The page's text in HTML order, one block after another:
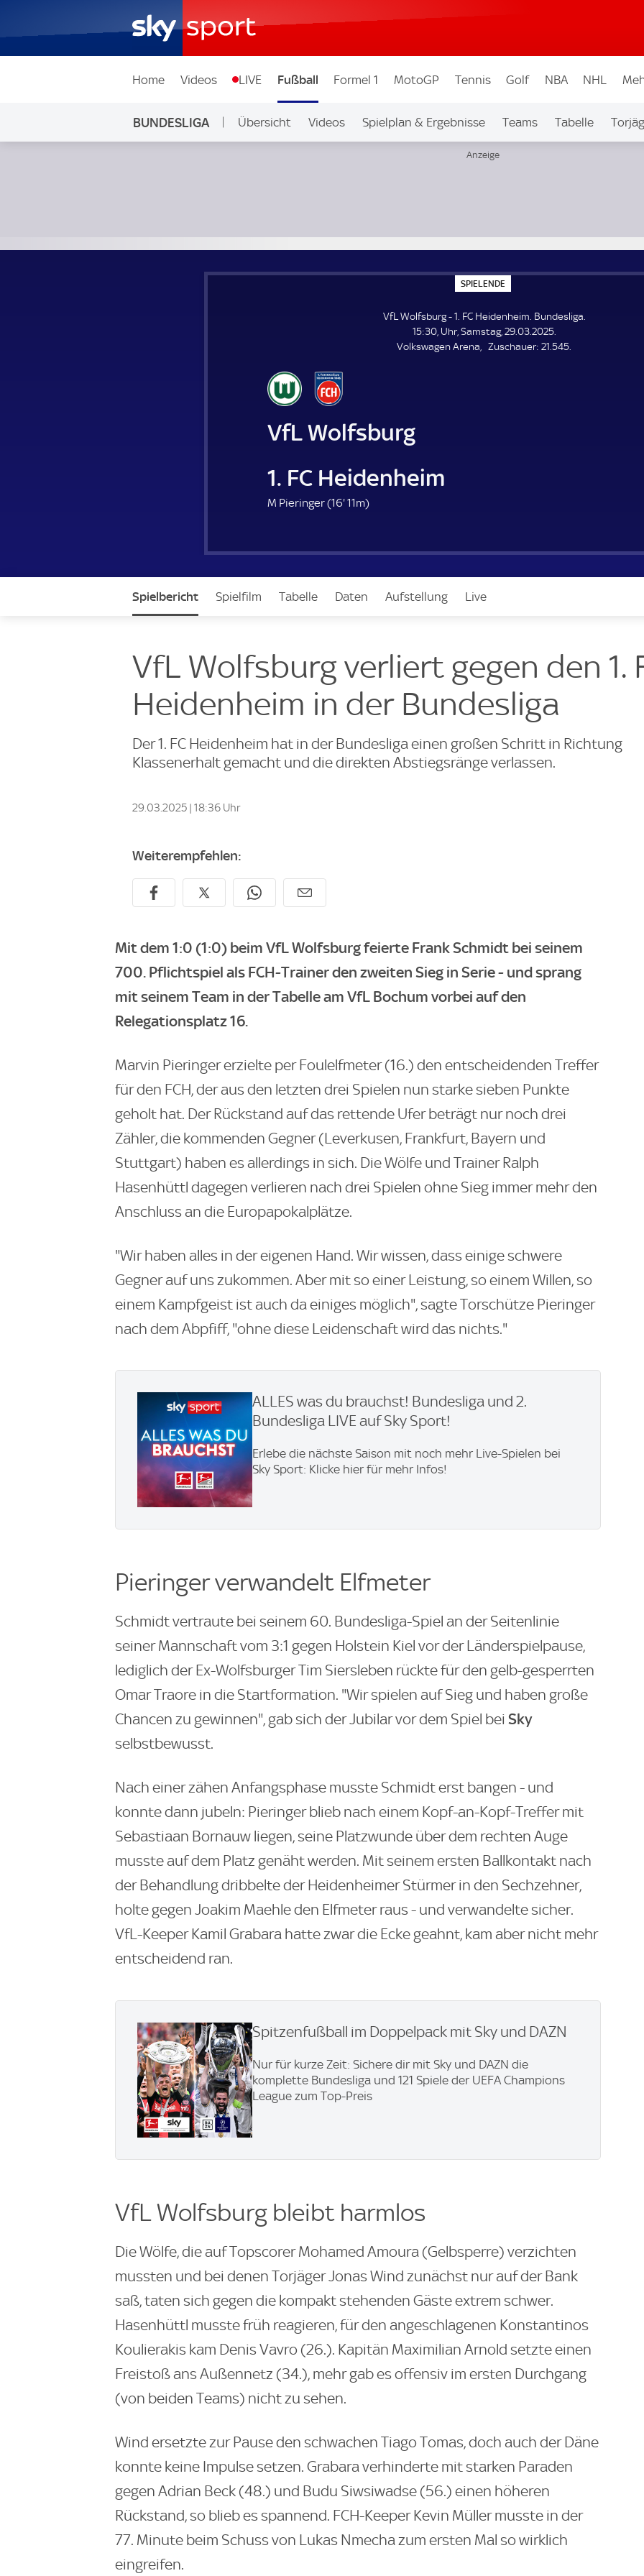
Home Videos LIVE Fußball Formel 1 MotoGP Tennis Golf NBA NHL
BUNDESLIGA Übersicht Videos Spielplan & Ergebnisse Teams Tabelle
SPIELENDE
P
E
L
E
N
VfL Wolfsburg - 1. FC Heidenheim. Bundesliga.
15:30, Uhr, Samstag, 29.03.2025.
Volkswagen Arena
Zuschauer: Z
21.545.
VfL Wolfsburg
1. FC Heidenheim
M Pieringer (16'1
m
n
u
11m)
Spielbericht Spielfilm Tabelle Daten Aufstellung Live
VfL Wolfsburg verliert gegen den 1.
Heidenheim in der Bundesliga
Der 1. FC Heidenheim hat in der Bundesliga einen großen Schritt in Richtung
Klassenerhalt gemacht und die direkten Abstiegsränge verlassen.
29.03.2025 | 18:36 Uhr
Weiterempfehlen:
Mit dem 1:0 (1:0) beim VfL Wolfsburg feierte Frank Schmidt bei seinem
700. Pflichtspiel als FCH-Trainer den zweiten Sieg in Serie - und sprang
mit seinem Team in der Tabelle am VfL Bochum vorbei auf den
Relegationsplatz 16.
Marvin Pieringer erzielte per Foulelfmeter (16.) den entscheidenden Treffer
für den FCH, der aus den letzten drei Spielen nun starke sieben Punkte
geholt hat. Der Rückstand auf das rettende Ufer beträgt nur noch drei
Zähler, die kommenden Gegner (Leverkusen, Frankfurt, Bayern und
Stuttgart) haben es allerdings in sich. Die Wölfe und Trainer Ralph
Hasenhüttl dagegen verlieren nach drei Spielen ohne Sieg immer mehr den
Anschluss an die Europapokalplätze.
"Wir haben alles in der eigenen Hand. Wir wissen, dass einige schwere
Gegner auf uns zukommen. Aber mit so einer Leistung, so einem Willen, so
einem Kampfgeist ist auch da einiges möglich", sagte Torschütze Pieringer
nach dem Abpfiff, "ohne diese Leidenschaft wird das nichts."
ALLES was du brauchst! Bundesliga und 2.
Bundesliga LIVE auf Sky Sport!
Erlebe die nächste Saison mit noch mehr Live-Spielen bei
Sky Sport: Klicke hier für mehr Infos!
Pieringer verwandelt Elfmeter
Schmidt vertraute bei seinem 60. Bundesliga-Spiel an der Seitenlinie
seiner Mannschaft vom 3:1 gegen Holstein Kiel vor der Länderspielpause,
lediglich der Ex-Wolfsburger Tim Siersleben rückte für den gelb-gesperrten
Omar Traore in die Startformation. "Wir spielen auf Sieg und haben große
Chancen zu gewinnen", gab sich der Jubilar vor dem Spiel bei Sky
selbstbewusst.
Nach einer zähen Anfangsphase musste Schmidt erst bangen - und
konnte dann jubeln: Pieringer blieb nach einem Kopf-an-Kopf-Treffer mit
Sebastiaan Bornauw liegen, seine Platzwunde über dem rechten Auge
musste auf dem Platz genäht werden. Mit seinem ersten Ballkontakt nach
der Behandlung dribbelte der Heidenheimer Stürmer in den Sechzehner,
holte gegen Joakim Maehle den Elfmeter raus - und verwandelte sicher.
VfL-Keeper Kamil Grabara hatte zwar die Ecke geahnt, kam aber nicht mehr
entscheidend ran.
Spitzenfußball im Doppelpack mit Sky und DAZN
Nur für kurze Zeit: Sichere dir mit Sky und DAZN die
komplette Bundesliga und 121 Spiele der UEFA Champions
League zum Top-Preis
VfL Wolfsburg bleibt harmlos
Die Wölfe, die auf Topscorer Mohamed Amoura (Gelbsperre) verzichten
mussten und bei denen Torjäger Jonas Wind zunächst nur auf der Bank
saß, taten sich gegen die kompakt stehenden Gäste extrem schwer.
Hasenhüttl musste früh reagieren, für den angeschlagenen Konstantinos
Koulierakis kam Denis Vavro (26.). Kapitän Maximilian Arnold setzte einen
Freistoß ans Außennetz (34.), mehr gab es offensiv im ersten Durchgang
(von beiden Teams) nicht zu sehen.
Wind ersetzte zur Pause den schwachen Tiago Tomas, doch auch der Däne
konnte keine Impulse setzen. Grabara verhinderte mit starken Paraden
gegen Adrian Beck (48.) und Budu Siwsiwadse (56.) einen höheren
Rückstand, so blieb es spannend. FCH-Keeper Kevin Müller musste in der
77. Minute beim Schuss von Lukas Nmecha zum ersten Mal so wirklich
eingreifen.